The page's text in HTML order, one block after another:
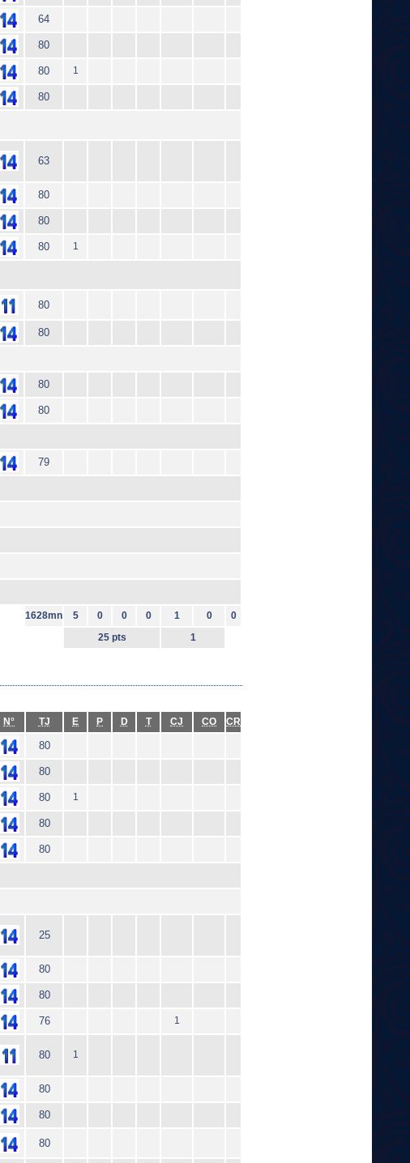
64
80
80 1
80
63
80
80
80 1
80
80
80
80
79
1628mn 5 0 0 0 1 0
0
25 pts
1
N° TJ E P D T CJ CO CR
80
80
80 1
80
80
25
80
80
76 1
80 1
80
80
80